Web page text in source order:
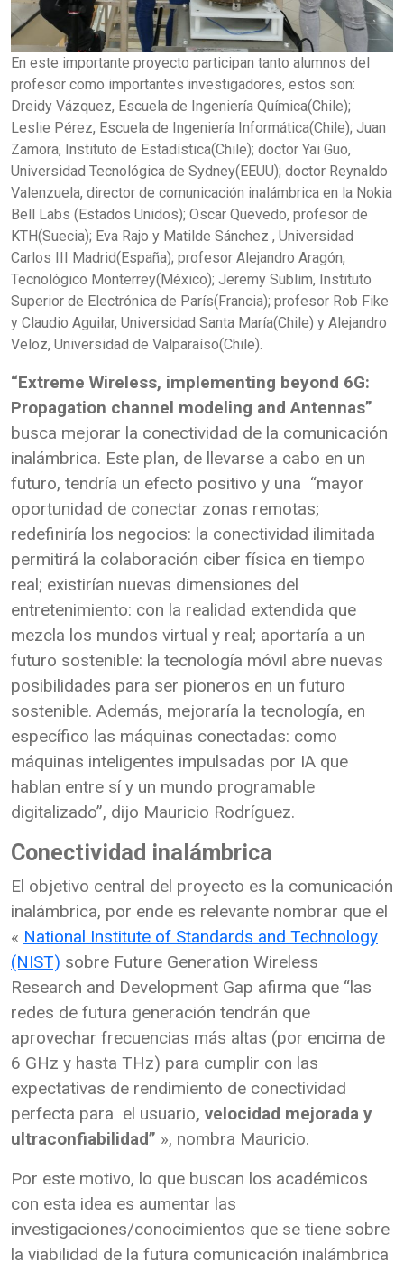
En este importante proyecto participan tanto alumnos del
profesor como importantes investigadores, estos son:
Dreidy Vázquez, Escuela de Ingeniería Química(Chile);
Leslie Pérez, Escuela de Ingeniería Informática(Chile); Juan
Zamora, Instituto de Estadística(Chile); doctor Yai Guo,
Universidad Tecnológica de Sydney(EEUU); doctor Reynaldo
Valenzuela, director de comunicación inalámbrica en la Nokia
Bell Labs (Estados Unidos); Oscar Quevedo, profesor de
KTH(Suecia); Eva Rajo y Matilde Sánchez , Universidad
Carlos III Madrid(España); profesor Alejandro Aragón,
Tecnológico Monterrey(México); Jeremy Sublim, Instituto
Superior de Electrónica de París(Francia); profesor Rob Fike
y Claudio Aguilar, Universidad Santa María(Chile) y Alejandro
Veloz, Universidad de Valparaíso(Chile).
“Extreme Wireless, implementing beyond 6G:
Propagation channel modeling and Antennas”
busca mejorar la conectividad de la comunicación
inalámbrica. Este plan, de llevarse a cabo en un
futuro, tendría un efecto positivo y una “mayor
oportunidad de conectar zonas remotas;
redefiniría los negocios: la conectividad ilimitada
permitirá la colaboración ciber física en tiempo
real; existirían nuevas dimensiones del
entretenimiento: con la realidad extendida que
mezcla los mundos virtual y real; aportaría a un
futuro sostenible: la tecnología móvil abre nuevas
posibilidades para ser pioneros en un futuro
sostenible. Además, mejoraría la tecnología, en
específico las máquinas conectadas: como
máquinas inteligentes impulsadas por IA que
hablan entre sí y un mundo programable
digitalizado”, dijo Mauricio Rodríguez.
Conectividad inalámbrica
El objetivo central del proyecto es la comunicación
inalámbrica, por ende es relevante nombrar que el
« National Institute of Standards and Technology
(NIST) sobre Future Generation Wireless
Research and Development Gap afirma que “las
redes de futura generación tendrán que
aprovechar frecuencias más altas (por encima de
6 GHz y hasta THz) para cumplir con las
expectativas de rendimiento de conectividad
perfecta para el usuario, velocidad mejorada y
ultraconfiabilidad” », nombra Mauricio.
Por este motivo, lo que buscan los académicos
con esta idea es aumentar las
investigaciones/conocimientos que se tiene sobre
la viabilidad de la futura comunicación inalámbrica